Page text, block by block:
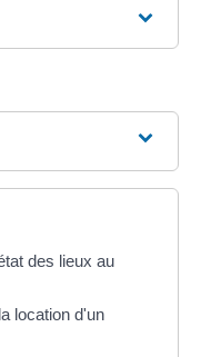
des lieux au
location d'un